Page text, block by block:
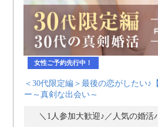
女性ご予約先行中！
＜30代限定編＞最後の恋がしたい♪
ー～真剣な出会い～
＼1人参加大歓迎♪／人気の婚活